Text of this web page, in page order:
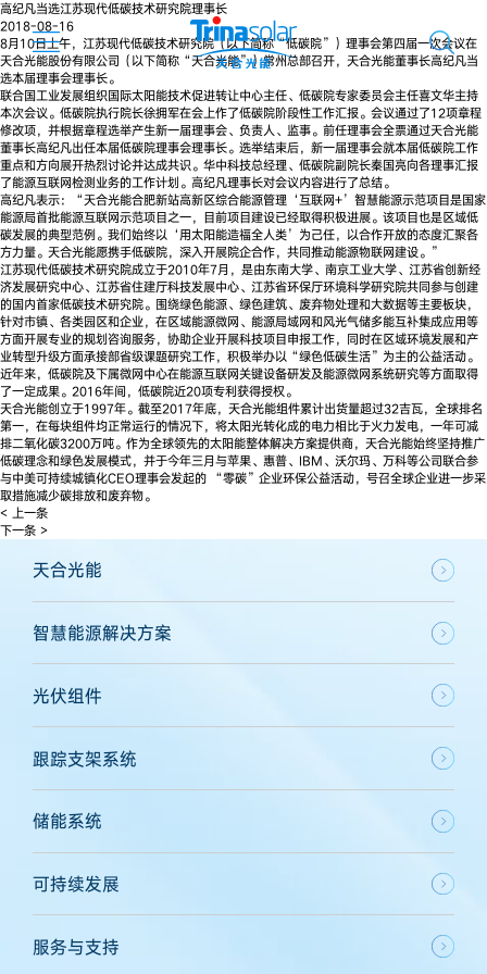
高纪凡当选江苏现代低碳技术研究院理事长
2018-08-16
8月10日上午，江苏现代低碳技术研究院（以下简称“低碳院”）理事会第四届一次会议在
天合光能股份有限公司（以下简称“天合光能”）常州总部召开，天合光能董事长高纪凡当
选本届理事会理事长。
联合国工业发展组织国际太阳能技术促进转让中心主任、低碳院专家委员会主任喜文华主持
本次会议。低碳院执行院长徐拥军在会上作了低碳院阶段性工作汇报。会议通过了12项章程
修改项，并根据章程选举产生新一届理事会、负责人、监事。前任理事会全票通过天合光能
董事长高纪凡出任本届低碳院理事会理事长。选举结束后，新一届理事会就本届低碳院工作
重点和方向展开热烈讨论并达成共识。华中科技总经理、低碳院副院长秦国亮向各理事汇报
了能源互联网检测业务的工作计划。高纪凡理事长对会议内容进行了总结。
高纪凡表示：“天合光能合肥新站高新区综合能源管理‘互联网+’智慧能源示范项目是国家
能源局首批能源互联网示范项目之一，目前项目建设已经取得积极进展。该项目也是区域低
碳发展的典型范例。我们始终以‘用太阳能造福全人类’为己任，以合作开放的态度汇聚各
方力量。天合光能愿携手低碳院，深入开展院企合作，共同推动能源物联网建设。”
江苏现代低碳技术研究院成立于2010年7月，是由东南大学、南京工业大学、江苏省创新经
济发展研究中心、江苏省住建厅科技发展中心、江苏省环保厅环境科学研究院共同参与创建
的国内首家低碳技术研究院。围绕绿色能源、绿色建筑、废弃物处理和大数据等主要板块，
针对市镇、各类园区和企业，在区域能源微网、能源局域网和风光气储多能互补集成应用等
方面开展专业的规划咨询服务，协助企业开展科技项目申报工作，同时在区域环境发展和产
业转型升级方面承接部省级课题研究工作，积极举办以“绿色低碳生活”为主的公益活动。
近年来，低碳院及下属微网中心在能源互联网关键设备研发及能源微网系统研究等方面取得
了一定成果。2016年间，低碳院近20项专利获得授权。
天合光能创立于1997年。截至2017年底，天合光能组件累计出货量超过32吉瓦，全球排名
第一，在每块组件均正常运行的情况下，将太阳光转化成的电力相比于火力发电，一年可减
排二氧化碳3200万吨。作为全球领先的太阳能整体解决方案提供商，天合光能始终坚持推广
低碳理念和绿色发展模式，并于今年三月与苹果、惠普、IBM、沃尔玛、万科等公司联合参
与中美可持续城镇化CEO理事会发起的 “零碳”企业环保公益活动，号召全球企业进一步采
取措施减少碳排放和废弃物。
< 上一条
下一条 >
天合光能
智慧能源解决方案
光伏组件
跟踪支架系统
储能系统
可持续发展
服务与支持